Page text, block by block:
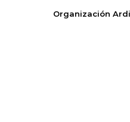
Organización